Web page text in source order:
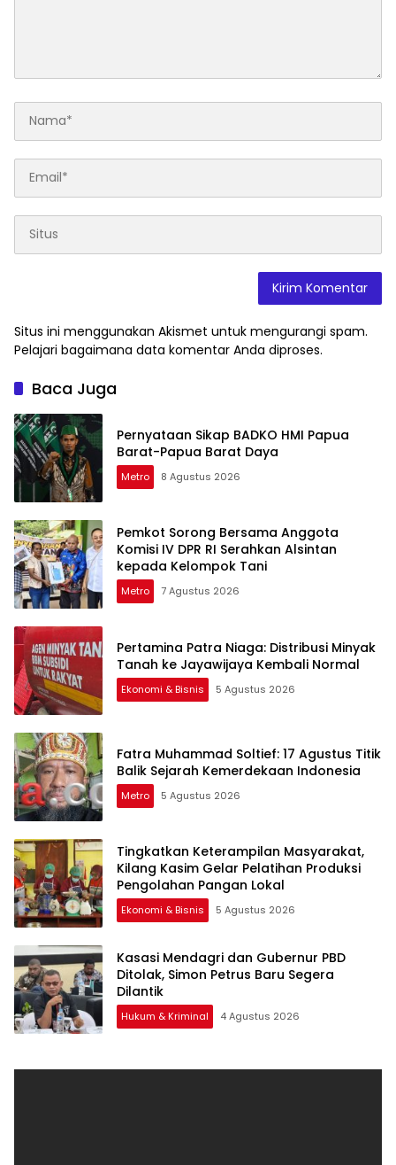
Situs ini menggunakan Akismet untuk mengurangi spam.
Pelajari bagaimana data komentar Anda diproses.
Baca Juga
Pernyataan Sikap BADKO HMI Papua
Barat-Papua Barat Daya
Metro 8 Agustus 2026
Pemkot Sorong Bersama Anggota
Komisi IV DPR RI Serahkan Alsintan
kepada Kelompok Tani
Metro 7 Agustus 2026
Pertamina Patra Niaga: Distribusi Minyak
Tanah ke Jayawijaya Kembali Normal
Ekonomi & Bisnis 5 Agustus 2026
Fatra Muhammad Soltief: 17 Agustus Titik
Balik Sejarah Kemerdekaan Indonesia
Metro 5 Agustus 2026
Tingkatkan Keterampilan Masyarakat,
Kilang Kasim Gelar Pelatihan Produksi
Pengolahan Pangan Lokal
Ekonomi & Bisnis 5 Agustus 2026
Kasasi Mendagri dan Gubernur PBD
Ditolak, Simon Petrus Baru Segera
Dilantik
Hukum & Kriminal 4 Agustus 2026